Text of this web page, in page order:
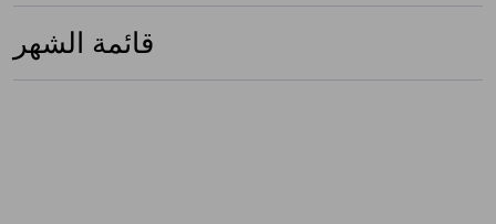
قائمة الشهر